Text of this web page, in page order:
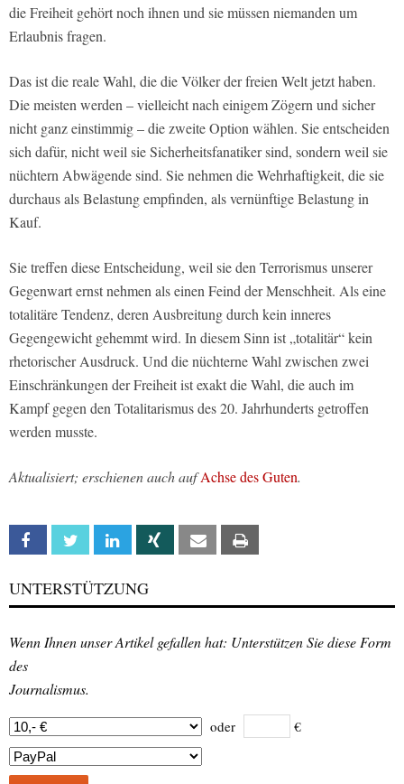
die Freiheit gehört noch ihnen und sie müssen niemanden um
Erlaubnis fragen.
Das ist die reale Wahl, die die Völker der freien Welt jetzt haben.
Die meisten werden – vielleicht nach einigem Zögern und sicher
nicht ganz einstimmig – die zweite Option wählen. Sie entscheiden
sich dafür, nicht weil sie Sicherheitsfanatiker sind, sondern weil sie
nüchtern Abwägende sind. Sie nehmen die Wehrhaftigkeit, die sie
durchaus als Belastung empfinden, als vernünftige Belastung in
Kauf.
Sie treffen diese Entscheidung, weil sie den Terrorismus unserer
Gegenwart ernst nehmen als einen Feind der Menschheit. Als eine
totalitäre Tendenz, deren Ausbreitung durch kein inneres
Gegengewicht gehemmt wird. In diesem Sinn ist „totalitär“ kein
rhetorischer Ausdruck. Und die nüchterne Wahl zwischen zwei
Einschränkungen der Freiheit ist exakt die Wahl, die auch im
Kampf gegen den Totalitarismus des 20. Jahrhunderts getroffen
werden musste.
Aktualisiert; erschienen auch aufAchse des Guten.
Facebook Twitter Linkedin Xing Email
UNTERSTÜTZUNG
Wenn Ihnen unser Artikel gefallen hat: Unterstützen Sie diese Form
des
Journalismus.
oder €